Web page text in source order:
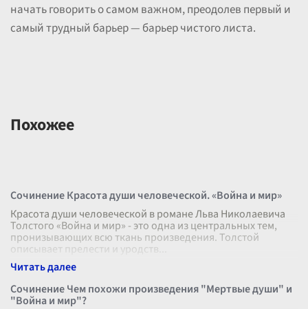
начать говорить о самом важном, преодолев первый и
самый трудный барьер — барьер чистого листа.
Похожее
Сочинение Красота души человеческой. «Война и мир»
Красота души человеческой в романе Льва Николаевича
Толстого «Война и мир» - это одна из центральных тем,
пронизывающих всю ткань произведения. Толстой
описывает прелести и уродств
Сочинение Чем похожи произведения "Мертвые души" и
"Война и мир"?